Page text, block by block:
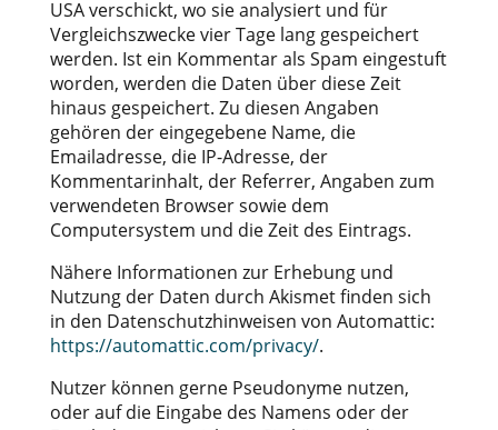
USA verschickt, wo sie analysiert und für
Vergleichszwecke vier Tage lang gespeichert
werden. Ist ein Kommentar als Spam eingestuft
worden, werden die Daten über diese Zeit
hinaus gespeichert. Zu diesen Angaben
gehören der eingegebene Name, die
Emailadresse, die IP-Adresse, der
Kommentarinhalt, der Referrer, Angaben zum
verwendeten Browser sowie dem
Computersystem und die Zeit des Eintrags.
Nähere Informationen zur Erhebung und
Nutzung der Daten durch Akismet finden sich
in den Datenschutzhinweisen von Automattic:
https://automattic.com/privacy/.
Nutzer können gerne Pseudonyme nutzen,
oder auf die Eingabe des Namens oder der